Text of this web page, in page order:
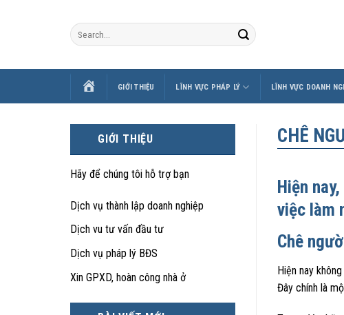
TRANGGIỚI THIỆU LĨNH VỰC PHÁP LÝ LĨNH VỰC DOANH
GIỚI THIỆU
Hãy để chúng tôi hỗ trợ bạn
Dịch vụ thành lập doanh nghiệp
Dịch vu tư vấn đầu tư
Dịch vụ pháp lý BĐS
Xin GPXD, hoàn công nhà ở
CHÊ
Hiện
việc làm
Chê
Hiện nay
Đây chính là